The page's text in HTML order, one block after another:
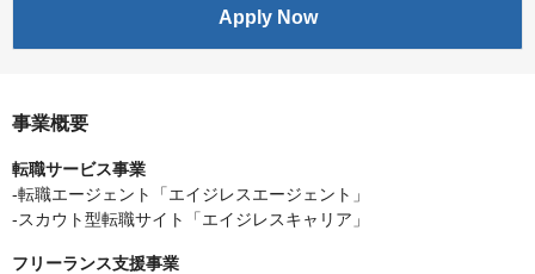
Apply Now
事業概要
転職サービス事業
-転職エージェント「エイジレスエージェント」
-スカウト型転職サイト「エイジレスキャリア」
フリーランス支援事業